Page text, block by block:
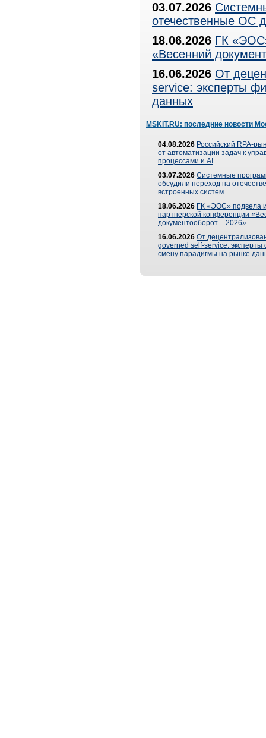
03.07.2026
отечественные ОС
18.06.2026 ГК
«Весенний
16.06.2026 От
service: эксперты
данных
MSKIT.RU: последние новости
04.08.2026 Российский RPA-
от автоматизации задач к
процессами и AI
03.07.2026 Системные
обсудили переход на
встроенных систем
18.06.2026 ГК «ЭОС» подвела
партнерской конференции
документооборот – 2026»
16.06.2026 От
governed self-service: эксперты
смену парадигмы на рынке